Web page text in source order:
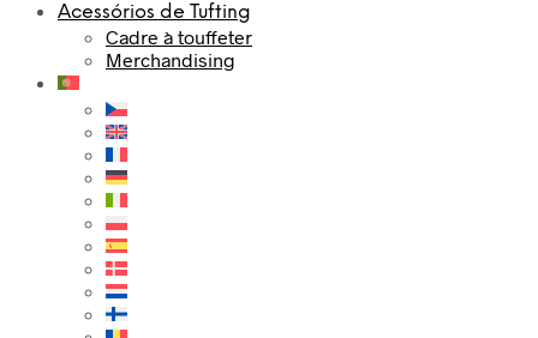
Acessórios de Tufting
Cadre à touffeter
Merchandising